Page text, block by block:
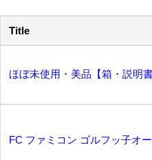
Title
FC ファミコン ゴルフッ子オ